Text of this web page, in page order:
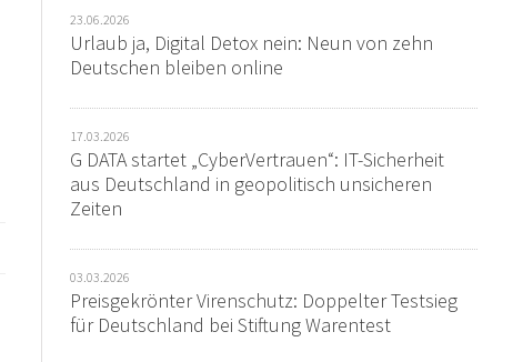
23.06.2026
Urlaub ja, Digital Detox nein: Neun von zehn
Deutschen bleiben online
17.03.2026
G DATA startet „CyberVertrauen“: IT-Sicherheit
aus Deutschland in geopolitisch unsicheren
Zeiten
03.03.2026
Preisgekrönter Virenschutz: Doppelter Testsieg
für Deutschland bei Stiftung Warentest